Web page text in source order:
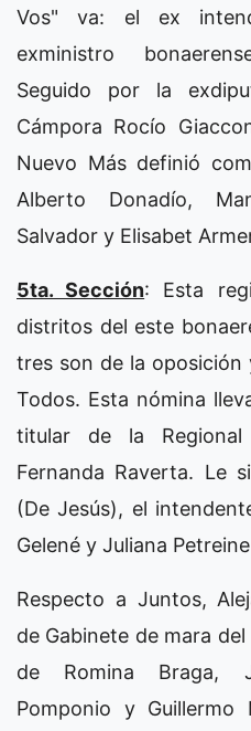
Vos" va: el ex
exministro
Seguido por la
Cámpora Rocío
Nuevo Más definió
Alberto Donadío,
Salvador y Elisabet
5ta. Sección: Esta
distritos del este
tres son de la oposición
Todos. Esta nómina
titular de la
Fernanda Raverta. Le
(De Jesús), el
Gelené y Juliana
Respecto a Juntos,
de Gabinete de mara
de Romina Braga,
Pomponio y